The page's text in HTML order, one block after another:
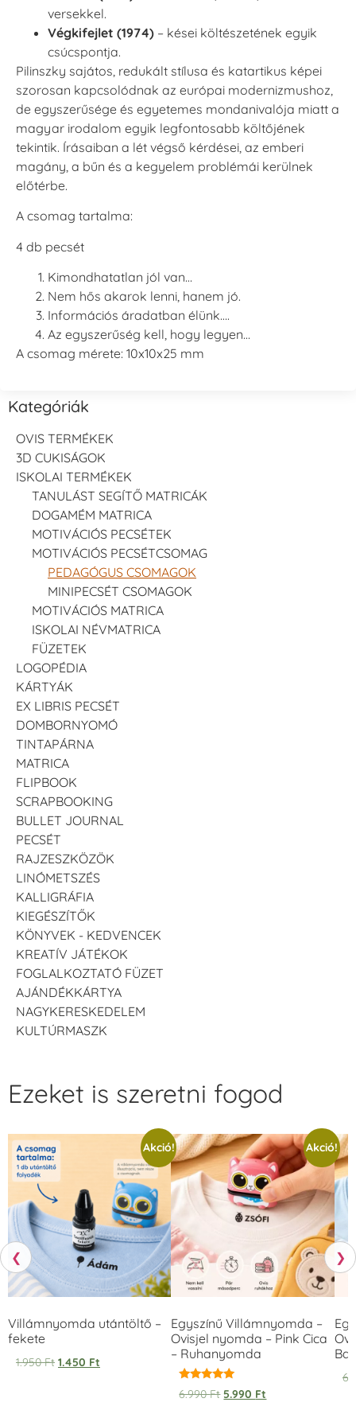
versekkel.
Végkifejlet (1974) – kései költészetének egyik
csúcspontja.
Pilinszky sajátos, redukált stílusa és katartikus képei
szorosan kapcsolódnak az európai modernizmushoz,
de egyszerűsége és egyetemes mondanivalója miatt a
magyar irodalom egyik legfontosabb költőjének
tekintik. Írásaiban a lét végső kérdései, az emberi
magány, a bűn és a kegyelem problémái kerülnek
előtérbe.
A csomag tartalma:
4 db pecsét
Kimondhatatlan jól van…
Nem hős akarok lenni, hanem jó.
Információs áradatban élünk….
Az egyszerűség kell, hogy legyen…
A csomag mérete: 10x10x25 mm
Kategóriák
OVIS TERMÉKEK
3D CUKISÁGOK
ISKOLAI TERMÉKEK
TANULÁST SEGÍTŐ MATRICÁK
DOGAMÉM MATRICA
MOTIVÁCIÓS PECSÉTEK
MOTIVÁCIÓS PECSÉTCSOMAG
PEDAGÓGUS CSOMAGOK
MINIPECSÉT CSOMAGOK
MOTIVÁCIÓS MATRICA
ISKOLAI NÉVMATRICA
FÜZETEK
LOGOPÉDIA
KÁRTYÁK
EX LIBRIS PECSÉT
DOMBORNYOMÓ
TINTAPÁRNA
MATRICA
FLIPBOOK
SCRAPBOOKING
BULLET JOURNAL
PECSÉT
RAJZESZKÖZÖK
LINÓMETSZÉS
KALLIGRÁFIA
KIEGÉSZÍTŐK
KÖNYVEK - KEDVENCEK
KREATÍV JÁTÉKOK
FOGLALKOZTATÓ FÜZET
AJÁNDÉKKÁRTYA
NAGYKERESKEDELEM
KULTÚRMASZK
❮
Ezeket is szeretni fogod
Akció!
Villámnyomda utántöltő –
fekete
1.950Ft 1.450 Ft
Akció!
Egyszínű Villámnyomda –
Ovisjel nyomda – Pink Cica
– Ruhanyomda
Értékelés:
5.00
6.990Ft 5.990 Ft
❯